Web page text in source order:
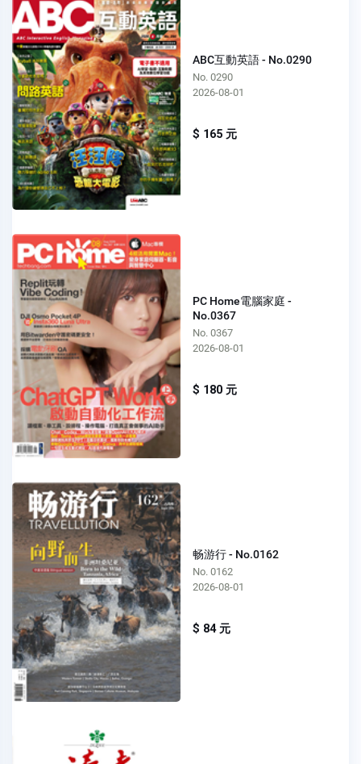
ABC互動英語 - No.0290
No. 0290
2026-08-01
$ 165 元
PC Home電腦家庭 -
No.0367
No. 0367
2026-08-01
$ 180 元
畅游行 - No.0162
No. 0162
2026-08-01
$ 84 元